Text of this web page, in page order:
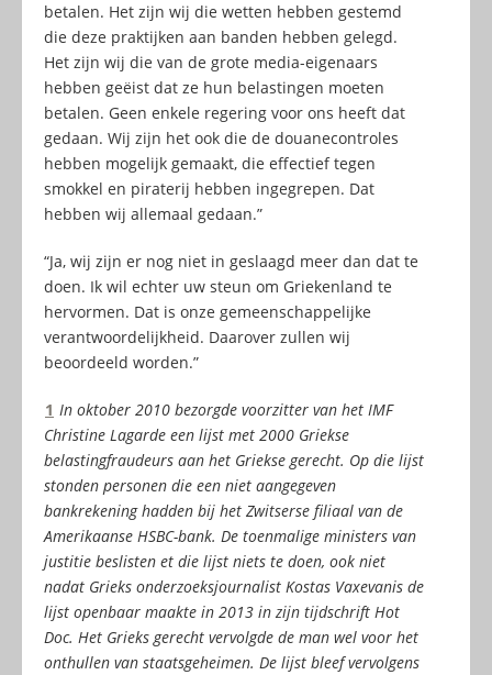
betalen. Het zijn wij die wetten hebben gestemd
die deze praktijken aan banden hebben gelegd.
Het zijn wij die van de grote media-eigenaars
hebben geëist dat ze hun belastingen moeten
betalen. Geen enkele regering voor ons heeft dat
gedaan. Wij zijn het ook die de douanecontroles
hebben mogelijk gemaakt, die effectief tegen
smokkel en piraterij hebben ingegrepen. Dat
hebben wij allemaal gedaan.”
“Ja, wij zijn er nog niet in geslaagd meer dan dat te
doen. Ik wil echter uw steun om Griekenland te
hervormen. Dat is onze gemeenschappelijke
verantwoordelijkheid. Daarover zullen wij
beoordeeld worden.”
1 In oktober 2010 bezorgde voorzitter van het IMF
Christine Lagarde een lijst met 2000 Griekse
belastingfraudeurs aan het Griekse gerecht. Op die lijst
stonden personen die een niet aangegeven
bankrekening hadden bij het Zwitserse filiaal van de
Amerikaanse HSBC-bank. De toenmalige ministers van
justitie beslisten et die lijst niets te doen, ook niet
nadat Grieks onderzoeksjournalist Kostas Vaxevanis de
lijst openbaar maakte in 2013 in zijn tijdschrift Hot
Doc. Het Grieks gerecht vervolgde de man wel voor het
onthullen van staatsgeheimen. De lijst bleef vervolgens